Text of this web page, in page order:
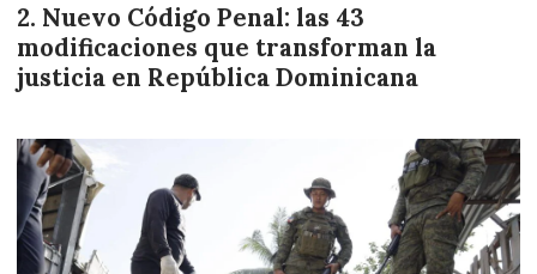
Nuevo Código Penal: las 43
modificaciones que transforman la
justicia en República Dominicana